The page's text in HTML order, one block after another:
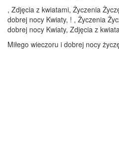
, Zdjęcia z kwiatami, Życzenia
dobrej nocy Kwiaty, ! , Życzenia
dobrej nocy Kwiaty, Zdjęcia z
Miłego wieczoru i dobrej nocy